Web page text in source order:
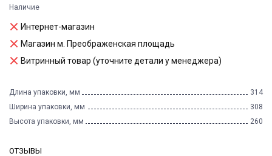
Наличие
Интернет-магазин
Магазин м. Преображенская площадь
Витринный товар (уточните детали у менеджера)
Длина упаковки, мм
314
Ширина упаковки, мм
308
Высота упаковки, мм
260
ОТЗЫВЫ